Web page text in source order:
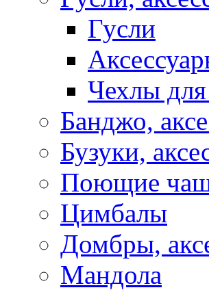
Гусли
Чехлы для
Банджо,
Бузуки,
Поющие
Цимбалы
Домбры,
Мандола